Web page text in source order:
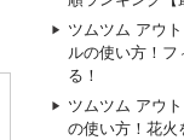
ツムツム アウ
ルの使い方！フ
る！
ツムツム アウ
の使い方！花火